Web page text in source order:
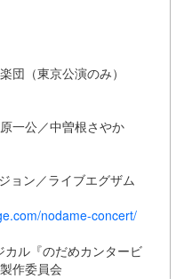
団（東京公演のみ）
一公／中曽根さやか
ョン／ライブエグザム
nodame-concert/
ル『のだめカンタービ
作委員会